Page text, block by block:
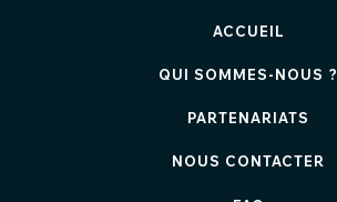
ACCUEIL
QUI SOMMES-NOUS ?
PARTENARIATS
NOUS CONTACTER